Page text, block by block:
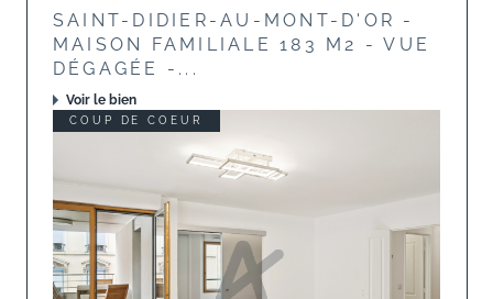
SAINT-DIDIER-AU-MONT-D'OR -
MAISON FAMILIALE 183 M2 - VUE
DÉGAGÉE -...
Voir le bien
COUP DE COEUR